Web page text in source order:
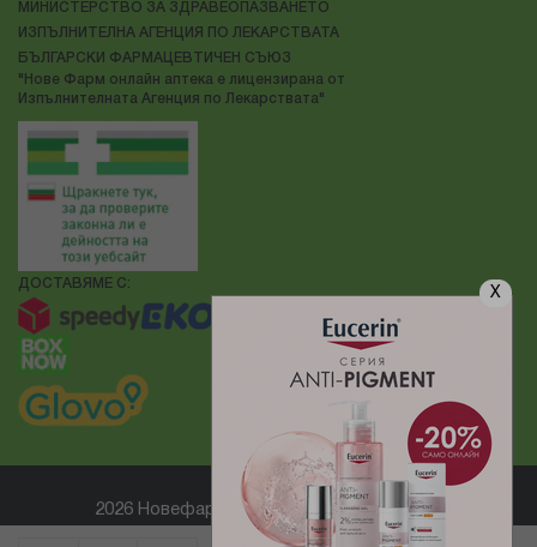
X
МИНИСТЕРСТВО ЗА ЗДРАВЕОПАЗВАНЕТО
ИЗПЪЛНИТЕЛНА АГЕНЦИЯ ПО ЛЕКАРСТВАТА
БЪЛГАРСКИ ФАРМАЦЕВТИЧЕН СЪЮЗ
"Нове Фарм онлайн аптека е лицензирана от
Изпълнителната Агенция по Лекарствата"
ДОСТАВЯМЕ С:
2026 Новефарм ® Всички права запазени
Електронен магазин